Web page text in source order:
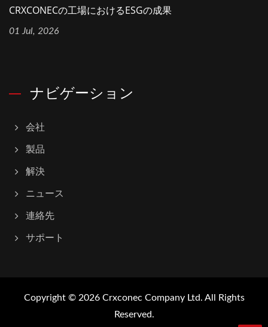
CRXCONECの工場におけるESGの成果
01 Jul, 2026
ナビゲーション
会社
製品
解決
ニュース
連絡先
サポート
Copyright © 2026 Crxconec Company Ltd. All Rights
Reserved.